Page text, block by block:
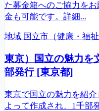
た募金箱へのご協力を
金も可能です。詳細...
地域 国立市（健康・福祉
東京）国立の魅力を
部発行 [東京都]
東京で国立の魅力を紹
よって作成され、1千部